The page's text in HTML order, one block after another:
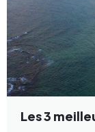
Les 3